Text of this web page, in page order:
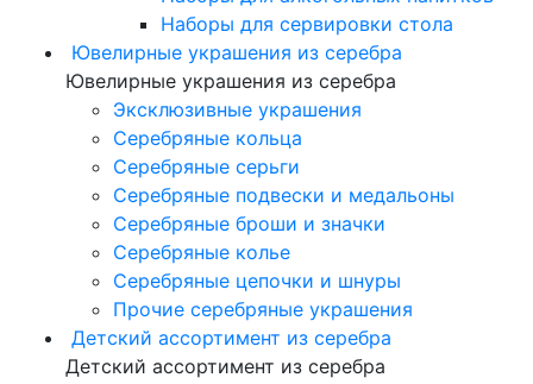
Наборы для сервировки стола
Ювелирные украшения из серебра
Ювелирные украшения из серебра
Эксклюзивные украшения
Серебряные кольца
Серебряные серьги
Серебряные подвески и медальоны
Серебряные броши и значки
Серебряные колье
Серебряные цепочки и шнуры
Прочие серебряные украшения
Детский ассортимент из серебра
Детский ассортимент из серебра